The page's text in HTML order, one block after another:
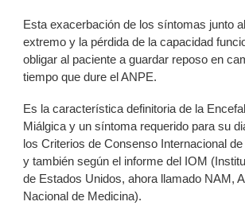
Esta exacerbación de los síntomas junto
extremo y la pérdida de la capacidad
obligar al paciente a guardar reposo en
tiempo que dure el ANPE.
Es la característica definitoria de la
Miálgica y un síntoma requerido para su
los Criterios de Consenso Internacional
y también según el informe del IOM
de Estados Unidos, ahora llamado NAM,
Nacional de Medicina).